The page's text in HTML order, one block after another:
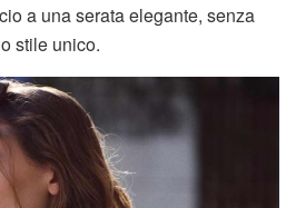
a una serata elegante, senza
stile unico.